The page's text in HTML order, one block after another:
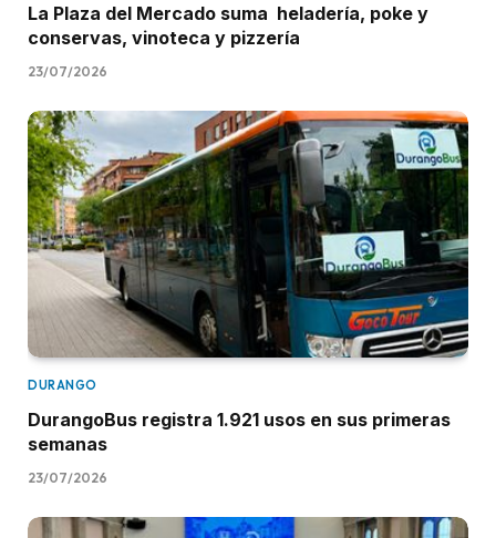
La Plaza del Mercado suma heladería, poke y
conservas, vinoteca y pizzería
23/07/2026
DURANGO
DurangoBus registra 1.921 usos en sus primeras
semanas
23/07/2026